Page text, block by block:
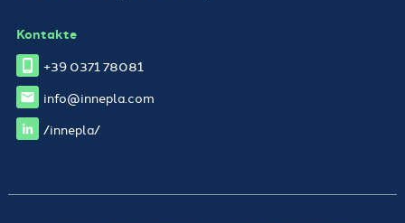
Kontakte
+39 0371 78081
info@innepla.com
/innepla/